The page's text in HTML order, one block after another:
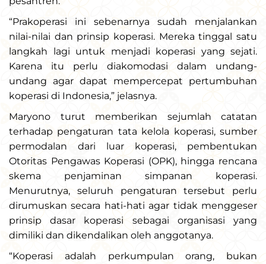
“Prakoperasi ini sebenarnya sudah menjalankan
nilai-nilai dan prinsip koperasi. Mereka tinggal satu
langkah lagi untuk menjadi koperasi yang sejati.
Karena itu perlu diakomodasi dalam undang-
undang agar dapat mempercepat pertumbuhan
koperasi di Indonesia,” jelasnya.
Maryono turut memberikan sejumlah catatan
terhadap pengaturan tata kelola koperasi, sumber
permodalan dari luar koperasi, pembentukan
Otoritas Pengawas Koperasi (OPK), hingga rencana
skema penjaminan simpanan koperasi.
Menurutnya, seluruh pengaturan tersebut perlu
dirumuskan secara hati-hati agar tidak menggeser
prinsip dasar koperasi sebagai organisasi yang
dimiliki dan dikendalikan oleh anggotanya.
“Koperasi adalah perkumpulan orang, bukan